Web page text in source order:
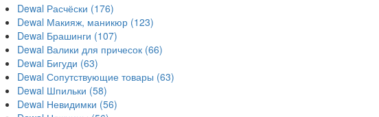
Dewal Расчёски (176)
Dewal Макияж, маникюр (123)
Dewal Брашинги (107)
Dewal Валики для причесок (66)
Dewal Бигуди (63)
Dewal Сопутствующие товары (63)
Dewal Шпильки (58)
Dewal Невидимки (56)